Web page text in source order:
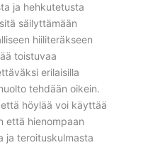
ja hehkutetusta
säilyttämään
hiiliteräkseen
toistuvaa
erilaisilla
tehdään oikein.
höylää voi käyttää
että hienompaan
ja teroituskulmasta